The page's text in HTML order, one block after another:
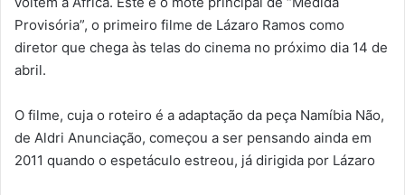
Provisória”, o primeiro filme de Lázaro Ramos como
diretor que chega às telas do cinema no próximo dia 14 de
abril.
O filme, cuja o roteiro é a adaptação da peça Namíbia Não,
de Aldri Anunciação, começou a ser pensando ainda em
2011 quando o espetáculo estreou, já dirigida por Lázaro